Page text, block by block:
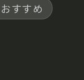
すすめ